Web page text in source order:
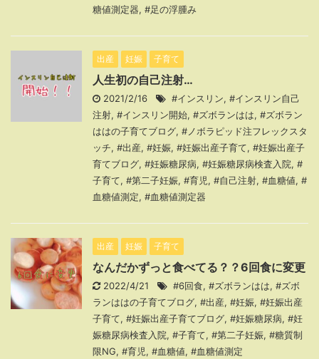
糖値測定器, #足の浮腫み
出産 妊娠 子育て
人生初の自己注射…
2021/2/16 #インスリン, #インスリン自己
注射, #インスリン開始, #ズボランはは, #ズボラン
ははの子育てブログ, #ノボラピッド注フレックスタ
ッチ, #出産, #妊娠, #妊娠出産子育て, #妊娠出産子
育てブログ, #妊娠糖尿病, #妊娠糖尿病検査入院, #
子育て, #第二子妊娠, #育児, #自己注射, #血糖値, #
血糖値測定, #血糖値測定器
出産 妊娠 子育て
なんだかずっと食べてる？？6回食に変更
2022/4/21 #6回食, #ズボランはは, #ズボ
ランははの子育てブログ, #出産, #妊娠, #妊娠出産
子育て, #妊娠出産子育てブログ, #妊娠糖尿病, #妊
娠糖尿病検査入院, #子育て, #第二子妊娠, #糖質制
限NG, #育児, #血糖値, #血糖値測定